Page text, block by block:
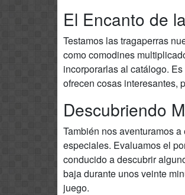
El Encanto de
Testamos las tragaperras
como comodines
incorporarlas al catálogo.
ofrecen cosas interesantes,
Descubriendo
También nos aventuramos
especiales. Evaluamos el
conducido a descubrir
baja durante unos veinte
juego.